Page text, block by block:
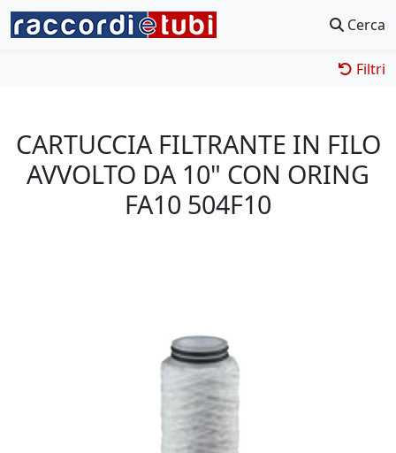
Cerca
Filtri
CARTUCCIA FILTRANTE IN FILO
AVVOLTO DA 10" CON ORING
FA10 504F10